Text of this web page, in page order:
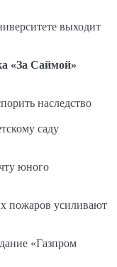
выходит
«За Саймой»
наследство
саду
юного
пожаров усиливают
«Газпром